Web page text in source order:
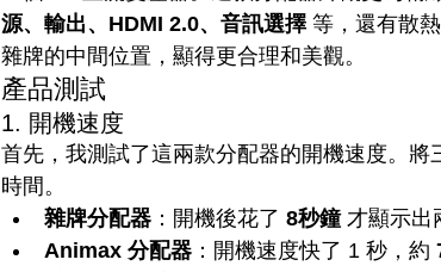
源、輸出、HDMI 2.0、音訊選擇 等，還有散
雜牌的中間位置，顯得更合理和美觀。
產品測試
1. 開機速度
首先，我測試了這兩款分配器的開機速度。
時間。
雜牌分配器 ：開機後花了 8秒鐘 才顯示出
Animax 分配器 ：開機速度快了 1 秒，約